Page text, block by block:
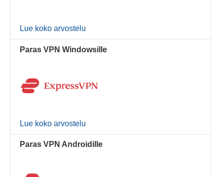
Lue koko arvostelu
Paras VPN Windowsille
Lue koko arvostelu
Paras VPN Androidille